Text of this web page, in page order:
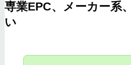
専業EPC、メーカー系
い